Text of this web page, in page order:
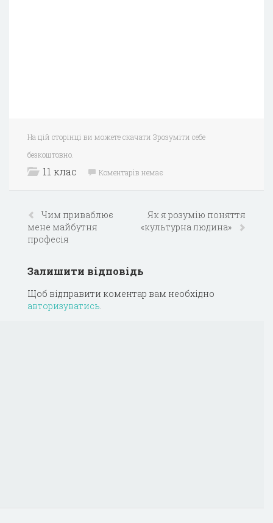
На цій сторінці ви можете скачати Зрозуміти себе
безкоштовно.
11 клас Коментарів немає
Чим приваблює
мене майбутня
професія
Як я розумію поняття
«культурна людина»
Залишити відповідь
Щоб відправити коментар вам необхідно
авторизуватись.